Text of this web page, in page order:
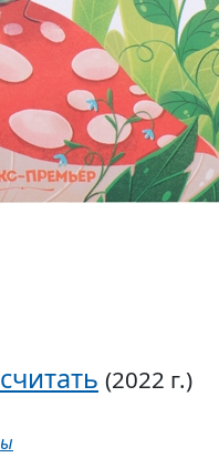
(2022 г.)